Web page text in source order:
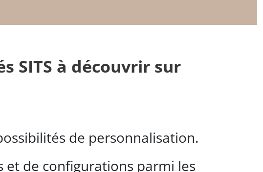
SITS à découvrir sur
de personnalisation.
et de configurations parmi les